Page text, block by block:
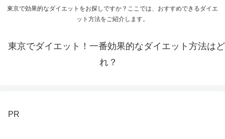
東京で効果的なダイエットをお探しですか？ここでは、おすすめできるダイエ
ット方法をご紹介します。
東京でダイエット！一番効果的なダイエット方法はど
れ？
PR